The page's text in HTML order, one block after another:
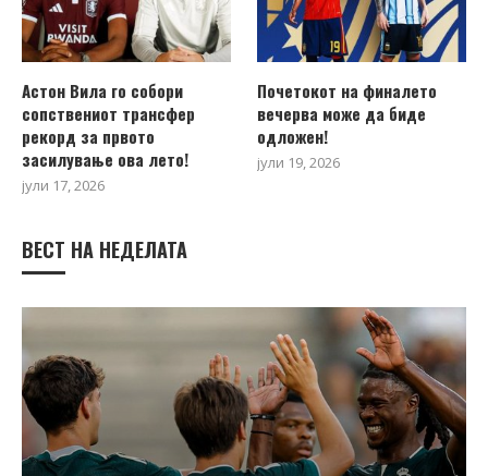
Астон Вила го собори
сопствениот трансфер
рекорд за првото
засилување ова лето!
јули 17, 2026
Почетокот на финалето
вечерва може да биде
одложен!
јули 19, 2026
ВЕСТ НА НЕДЕЛАТА